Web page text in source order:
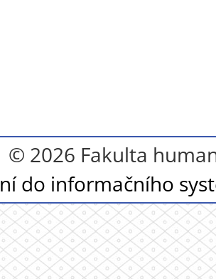
© 2026 Fakulta
do informačního